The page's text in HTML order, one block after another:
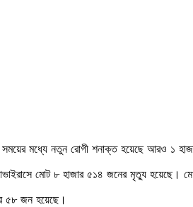
মধ্যে নতুন রোগী শনাক্ত হয়েছে আরও ১
মোট ৮ হাজার ৫১৪ জনের মৃত্যু
৫৮ জন হয়েছে।